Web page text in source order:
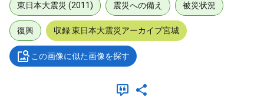
東日本大震災 (2011) 震災への備え 被災状況
復興 収録:東日本大震災アーカイブ宮城
この画像に似た画像を探す